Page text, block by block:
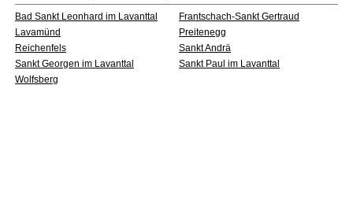
Bad Sankt Leonhard im Lavanttal
Frantschach-Sankt Gertraud
Lavamünd
Preitenegg
Reichenfels
Sankt Andrä
Sankt Georgen im Lavanttal
Sankt Paul im Lavanttal
Wolfsberg